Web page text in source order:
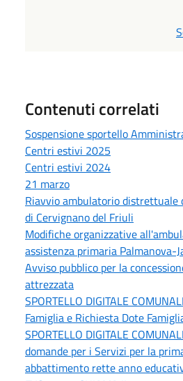
Contenuti correlati
Sospensione sportello
Centri estivi 2025
Centri estivi 2024
21 marzo
Riavvio ambulatorio distrettuale
di Cervignano del Friuli
Modifiche organizzative
assistenza primaria Palmanova-
Avviso pubblico per la
attrezzata
SPORTELLO DIGITALE
Famiglia e Richiesta Dote
SPORTELLO DIGITALE
domande per i Servizi per la
abbattimento rette anno